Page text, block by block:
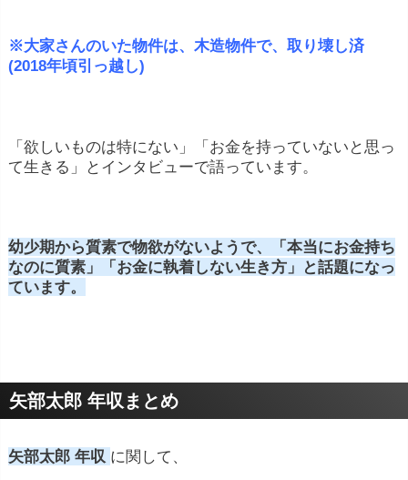
※大家さんのいた物件は、木造物件で、取り壊し済
(2018年頃引っ越し)
「欲しいものは特にない」「お金を持っていないと思っ
て生きる」とインタビューで語っています。
幼少期から質素で物欲がないようで、「本当にお金持ち
なのに質素」「お金に執着しない生き方」と話題になっ
ています。
矢部太郎 年収まとめ
矢部太郎 年収 に関して、